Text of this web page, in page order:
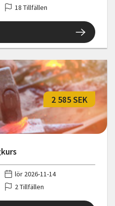
18 Tillfällen
2 585 SEK
lör 2026-11-14
2 Tillfällen